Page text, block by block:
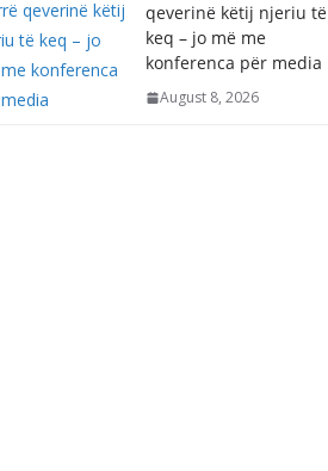
qeverinë këtij njeriu të
keq – jo më me
konferenca për media
August 8, 2026